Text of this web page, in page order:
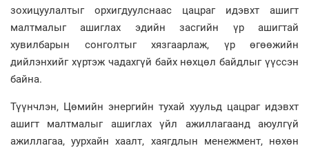
зохицуулалтыг орхигдуулснаас цацраг идэвхт ашигт
малтмалыг ашиглах эдийн засгийн үр ашигтай
хувилбарын сонголтыг хязгаарлаж, үр өгөөжийн
дийлэнхийг хүртэж чадахгүй байх нөхцөл байдлыг үүссэн
байна.
Түүнчлэн, Цөмийн энергийн тухай хуульд цацраг идэвхт
ашигт малтмалыг ашиглах үйл ажиллагаанд аюулгүй
ажиллагаа, уурхайн хаалт, хаягдлын менежмент, нөхөн